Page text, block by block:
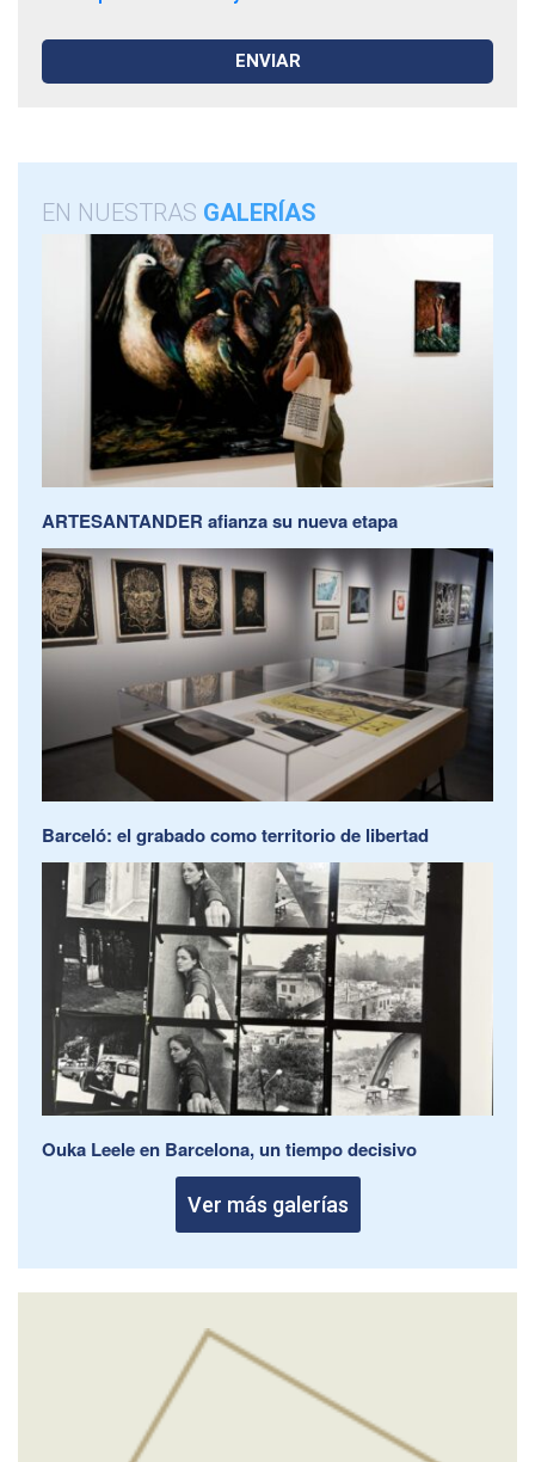
EN NUESTRAS GALERÍAS
ARTESANTANDER afianza su nueva etapa
Barceló: el grabado como territorio de libertad
Ouka Leele en Barcelona, un tiempo decisivo
Ver más galerías